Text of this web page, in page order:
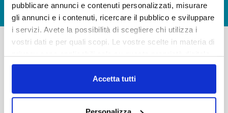
pubblicare annunci e contenuti personalizzati, misurare
gli annunci e i contenuti, ricercare il pubblico e sviluppare
i servizi. Avete la possibilità di scegliere chi utilizza i
vostri dati e per quali scopi. Le vostre scelte in materia di
in cui avete effettuato le vostre scelte. È possibile
modificare o revocare il proprio consenso in qualsiasi
momento dalla Dichiarazione sui cookie o facendo clic
Accetta tutti
LAVORA CON NOI
-
50126 Fi
-
FAQ
PRIVACY POLICY
NOTE LEGALI